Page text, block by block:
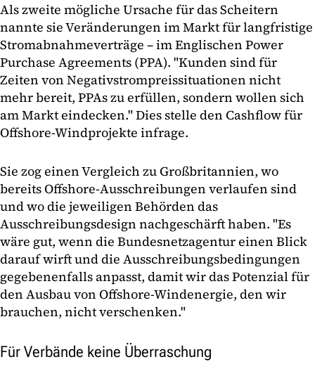
Als zweite mögliche Ursache für das Scheitern
nannte sie Veränderungen im Markt für langfristige
Stromabnahmeverträge – im Englischen Power
Purchase Agreements (PPA). "Kunden sind für
Zeiten von Negativstrompreissituationen nicht
mehr bereit, PPAs zu erfüllen, sondern wollen sich
am Markt eindecken." Dies stelle den Cashflow für
Offshore-Windprojekte infrage.
Sie zog einen Vergleich zu Großbritannien, wo
bereits Offshore-Ausschreibungen verlaufen sind
und wo die jeweiligen Behörden das
Ausschreibungsdesign nachgeschärft haben. "Es
wäre gut, wenn die Bundesnetzagentur einen Blick
darauf wirft und die Ausschreibungsbedingungen
gegebenenfalls anpasst, damit wir das Potenzial für
den Ausbau von Offshore-Windenergie, den wir
brauchen, nicht verschenken."
Für Verbände keine Überraschung